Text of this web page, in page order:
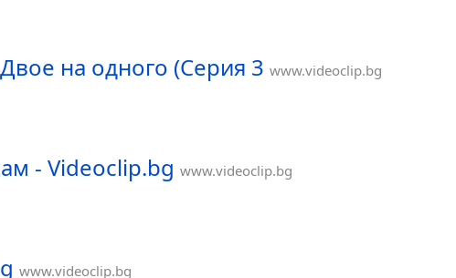
на одного (Серия 3 www.videoclip.bg
- Videoclip.bg www.videoclip.bg
www.videoclip.bg